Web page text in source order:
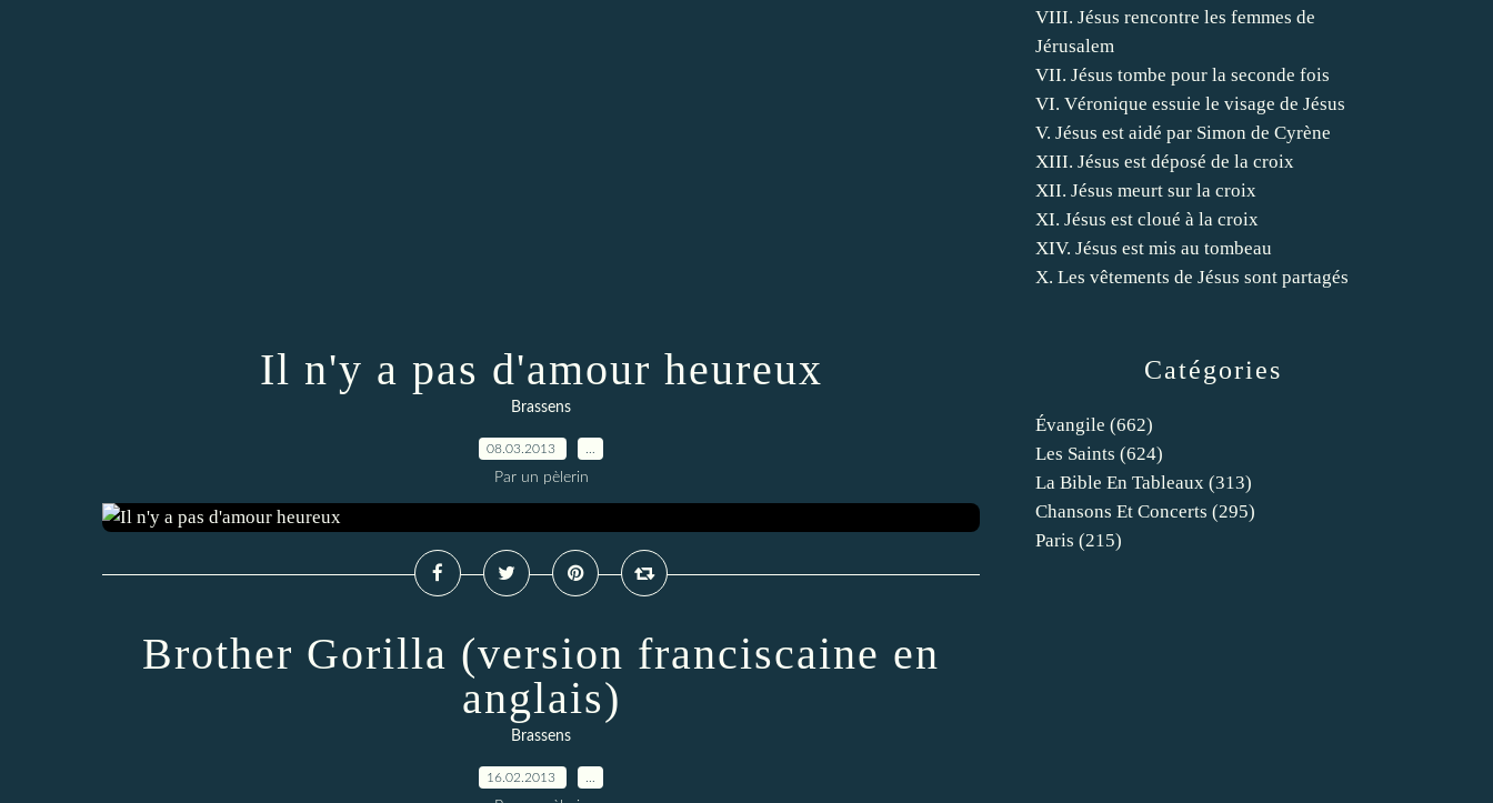
Il n'y a pas d'amour heureux
Brassens
08.03.2013
Par un pèlerin
Brother Gorilla (version franciscaine en
anglais)
Brassens
16.02.2013
Catégories
Évangile (662)
Les Saints (624)
La Bible En Tableaux (313)
Chansons Et Concerts (295)
Paris (215)
VIII. Jésus rencontre les femmes de
Jérusalem
VII. Jésus tombe pour la seconde fois
VI. Véronique essuie le visage de Jésus
V. Jésus est aidé par Simon de Cyrène
XIII. Jésus est déposé de la croix
XII. Jésus meurt sur la croix
XI. Jésus est cloué à la croix
XIV. Jésus est mis au tombeau
X. Les vêtements de Jésus sont partagés